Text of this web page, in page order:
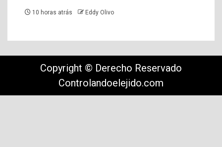
10 horas atrás Eddy Olivo
Copyright © Derecho Reservado
Controlandoelejido.com